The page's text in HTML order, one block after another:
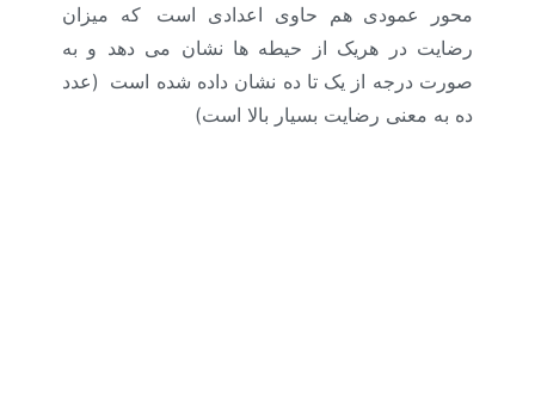
محور عمودی هم حاوی اعدادی است
که میزان
رضایت در هریک از حیطه ها نشان می دهد و به
صورت درجه از یک تا ده نشان داده شده است (عدد
ده به معنی رضایت بسیار بالا است)